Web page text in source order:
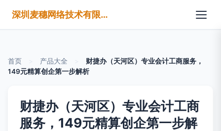
深圳麦穗网络技术有限公司
首页 产品大全
财捷办（天河区）专业会计工商服务，
149元精算创企第一步解析
财捷办（天河区）专业会计工商
服务，149元精算创企第一步解